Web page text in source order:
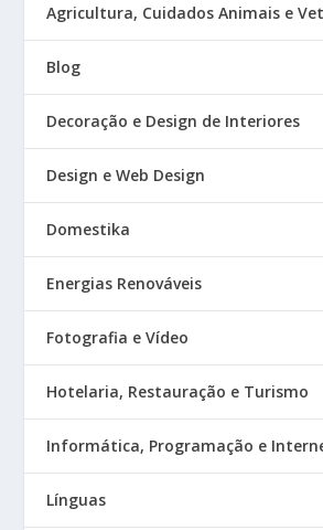
Agricultura, Cuidados Animais e
Blog
Decoração e Design de Interiores
Design e Web Design
Domestika
Energias Renováveis
Fotografia e Vídeo
Hotelaria, Restauração e Turismo
Informática, Programação e
Línguas